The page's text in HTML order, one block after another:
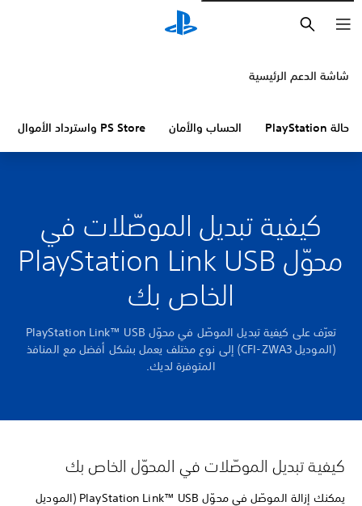
شاشة الدعم الرئيسية
حالة PlayStation الحساب والأمان PS Store واسترداد الأموال
كيفية تبديل الموصّلات في
محوّل PlayStation Link USB
الخاص بك
تعرّف على كيفية تبديل الموصّل في محوّل PlayStation Link™ USB
(الموديل CFI-ZWA3) إلى نوع مختلف يعمل بشكل أفضل مع المنافذ
المتوفرة لديك.
كيفية تبديل الموصّلات في المحوّل الخاص بك
يمكنك إزالة الموصّل في محوّل PlayStation Link™ USB (الموديل